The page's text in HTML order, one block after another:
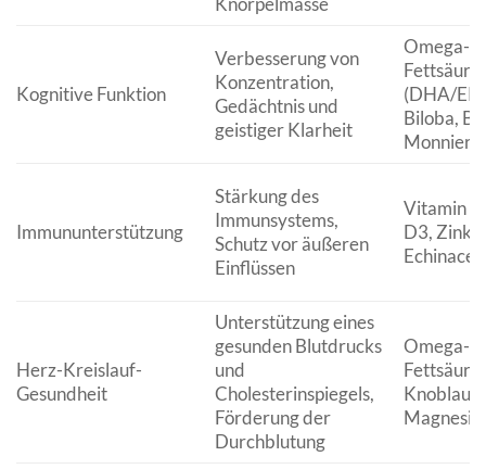
Kognitive Funktion
Verbesserung von
Konzentration,
Gedächtnis und
geistiger Klarheit
Omega-3-
(DHA/
Biloba,
Monnieri,
Immununterstützung
Stärkung des
Immunsystems,
Schutz vor äußeren
Einflüssen
Vitamin
D3, Zink,
Echinacea
Herz-Kreislauf-
Gesundheit
Unterstützung eines
gesunden Blutdrucks
und
Cholesterinspiegels,
Förderung der
Durchblutung
Omega-3-